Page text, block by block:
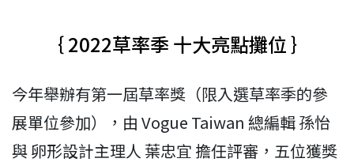
｛ 2022草率季 十大亮點攤位 ｝
今年舉辦有第一屆草率獎（限入選草率季的參
展單位參加），由 Vogue Taiwan 總編輯 孫怡
與 卵形設計主理人 葉忠宜 擔任評審，五位獲獎